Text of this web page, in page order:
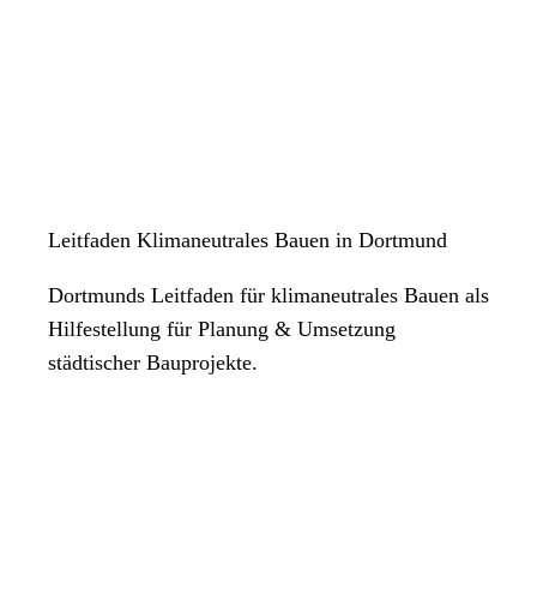
Leitfaden Klimaneutrales Bauen in Dortmund
Dortmunds Leitfaden für klimaneutrales Bauen als
Hilfestellung für Planung & Umsetzung
städtischer Bauprojekte.